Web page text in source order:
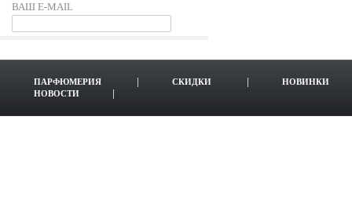
ВАШ E-MAIL
ПАРФЮМЕРИЯ СКИДКИ
НОВИНКИ
НОВОСТИ